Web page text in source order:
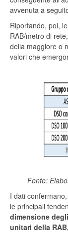
avvenuta a
Riportando, poi,
RAB/metro di
della maggiore o
valori che
Fonte:
I dati
le principali
dimensione
unitari della